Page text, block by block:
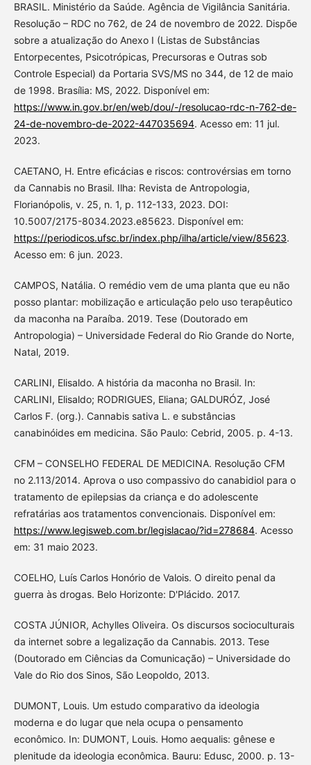
BRASIL. Ministério da Saúde. Agência de Vigilância Sanitária.
Resolução – RDC no 762, de 24 de novembro de 2022. Dispõe
sobre a atualização do Anexo I (Listas de Substâncias
Entorpecentes, Psicotrópicas, Precursoras e Outras sob
Controle Especial) da Portaria SVS/MS no 344, de 12 de maio
de 1998. Brasília: MS, 2022. Disponível em:
https://www.in.gov.br/en/web/dou/-/resolucao-rdc-n-762-de-
24-de-novembro-de-2022-447035694. Acesso em: 11 jul.
2023.
CAETANO, H. Entre eficácias e riscos: controvérsias em torno
da Cannabis no Brasil. Ilha: Revista de Antropologia,
Florianópolis, v. 25, n. 1, p. 112-133, 2023. DOI:
10.5007/2175-8034.2023.e85623. Disponível em:
https://periodicos.ufsc.br/index.php/ilha/article/view/85623.
Acesso em: 6 jun. 2023.
CAMPOS, Natália. O remédio vem de uma planta que eu não
posso plantar: mobilização e articulação pelo uso terapêutico
da maconha na Paraíba. 2019. Tese (Doutorado em
Antropologia) – Universidade Federal do Rio Grande do Norte,
Natal, 2019.
CARLINI, Elisaldo. A história da maconha no Brasil. In:
CARLINI, Elisaldo; RODRIGUES, Eliana; GALDURÓZ, José
Carlos F. (org.). Cannabis sativa L. e substâncias
canabinóides em medicina. São Paulo: Cebrid, 2005. p. 4-13.
CFM – CONSELHO FEDERAL DE MEDICINA. Resolução CFM
no 2.113/2014. Aprova o uso compassivo do canabidiol para o
tratamento de epilepsias da criança e do adolescente
refratárias aos tratamentos convencionais. Disponível em:
https://www.legisweb.com.br/legislacao/?id=278684. Acesso
em: 31 maio 2023.
COELHO, Luís Carlos Honório de Valois. O direito penal da
guerra às drogas. Belo Horizonte: D'Plácido. 2017.
COSTA JÚNIOR, Achylles Oliveira. Os discursos socioculturais
da internet sobre a legalização da Cannabis. 2013. Tese
(Doutorado em Ciências da Comunicação) – Universidade do
Vale do Rio dos Sinos, São Leopoldo, 2013.
DUMONT, Louis. Um estudo comparativo da ideologia
moderna e do lugar que nela ocupa o pensamento
econômico. In: DUMONT, Louis. Homo aequalis: gênese e
plenitude da ideologia econômica. Bauru: Edusc, 2000. p. 13-